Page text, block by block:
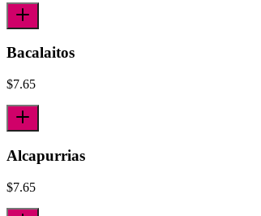
Bacalaitos
$7.65
Alcapurrias
$7.65